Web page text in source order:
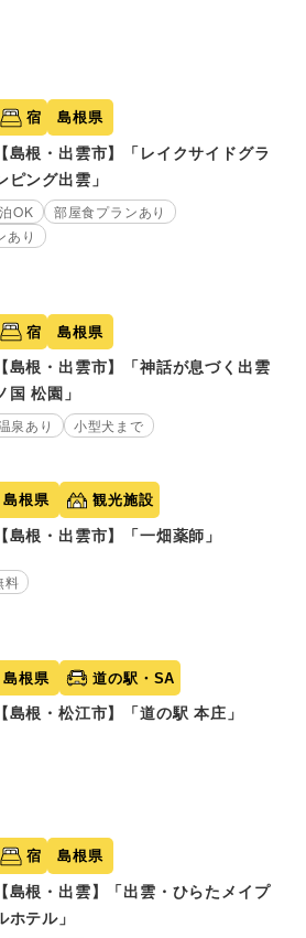
宿 島根県
【島根・出雲市】「レイクサイドグラ
ピング出雲」
OK
部屋食プランあり
あり
宿 島根県
【島根・出雲市】「神話が息づく出雲
国 松園」
泉あり 小型犬まで
島根県 観光施設
【島根・出雲市】「一畑薬師」
料
島根県 道の駅・SA
【島根・松江市】「道の駅 本庄」
宿 島根県
【島根・出雲】「出雲・ひらたメイプ
ホテル」